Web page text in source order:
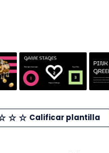
Calificar plantilla